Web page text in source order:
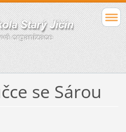
se Sárou